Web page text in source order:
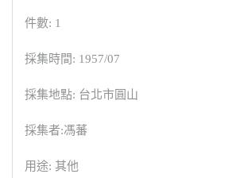
件數: 1
採集時間: 1957/07
採集地點: 台北市圓山
採集者:馮蕃
用途: 其他